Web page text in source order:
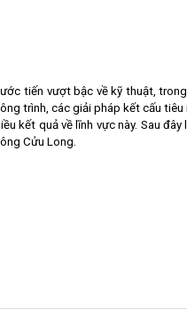
tiến vượt bậc về kỹ thuật,
trình, các giải pháp kết cấu tiêu
kết quả về lĩnh vực này. Sau
Cửu Long.